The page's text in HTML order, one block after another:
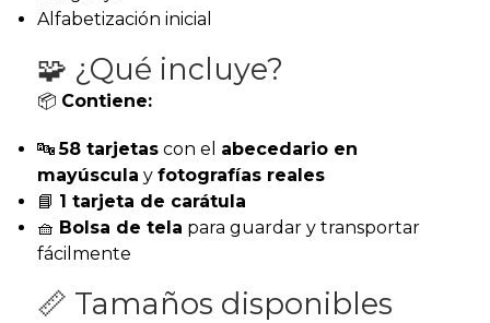
Alfabetización inicial
🧩 ¿Qué incluye?
📦 Contiene:
🔤58 tarjetascon el abecedario en
mayúscula y fotografías reales
📘 1 tarjeta de carátula
🧺 Bolsa de tela para guardar y transportar
fácilmente
📏 Tamaños disponibles